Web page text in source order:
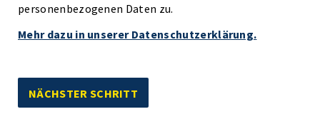
personenbezogenen Daten zu.
Mehr dazu in unserer Datenschutzerklärung.